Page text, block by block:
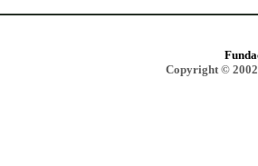
Copyright ©